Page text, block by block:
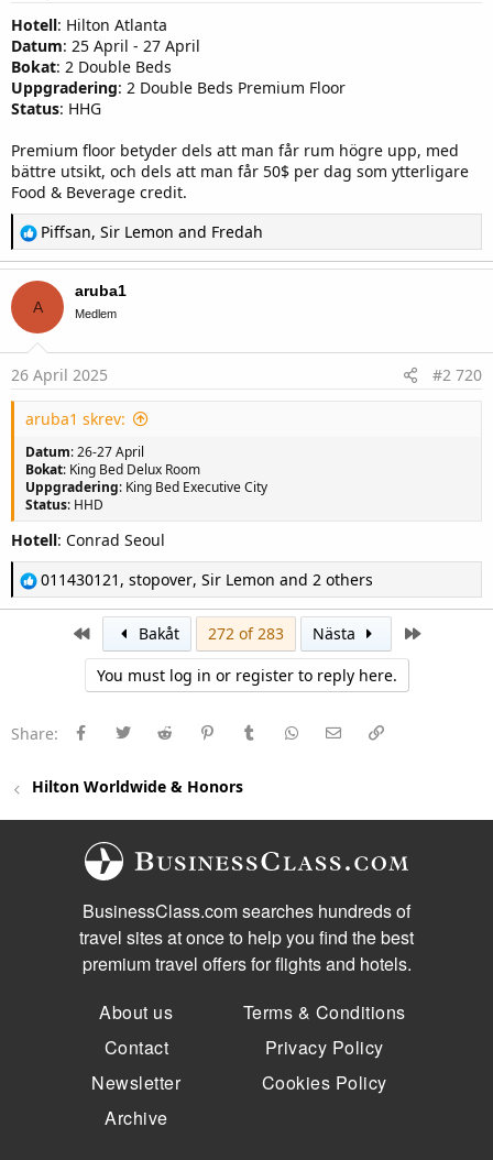
Hotell: Hilton Atlanta
Datum: 25 April - 27 April
Bokat: 2 Double Beds
Uppgradering: 2 Double Beds Premium Floor
Status: HHG
Premium floor betyder dels att man får rum högre upp, med
bättre utsikt, och dels att man får 50$ per dag som ytterligare
Food & Beverage credit.
R
a
c
i
:
Piffsan, Sir Lemon and Fredah
A
aruba1
Medlem
26 April 2025 #2 720
aruba1 skrev:
Datum: 26-27 April
Bokat: King Bed Delux Room
Uppgradering: King Bed Executive City
Status: HHD
Hotell: Conrad Seoul
R
a
011430121 , stopover, Sir Lemon and 2 others
First Bakåt 272 of 283 Nästa Last
You must log in or register to reply here.
Share: FacebookTwitter Reddit PinterestTumblr WhatsApp
E-post
Hilton Worldwide & Honors
BusinessClass.com searches hundreds of
travel sites at once to help you find the best
premium travel offers for flights and hotels.
About us
Contact
Newsletter
Archive
Terms & Conditions
Privacy Policy
Cookies Policy